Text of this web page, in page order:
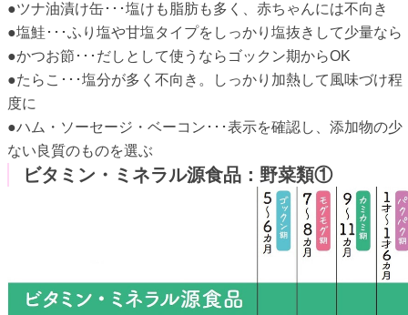
●ツナ油漬け缶･･･塩けも脂肪も多く、赤ちゃんには不向き
●塩鮭･･･ふり塩や甘塩タイプをしっかり塩抜きして少量なら
●かつお節･･･だしとして使うならゴックン期からOK
●たらこ･･･塩分が多く不向き。しっかり加熱して風味づけ程
度に
●ハム・ソーセージ・ベーコン･･･表示を確認し、添加物の少
ない良質のものを選ぶ
ビタミン・ミネラル源食品：野菜類①